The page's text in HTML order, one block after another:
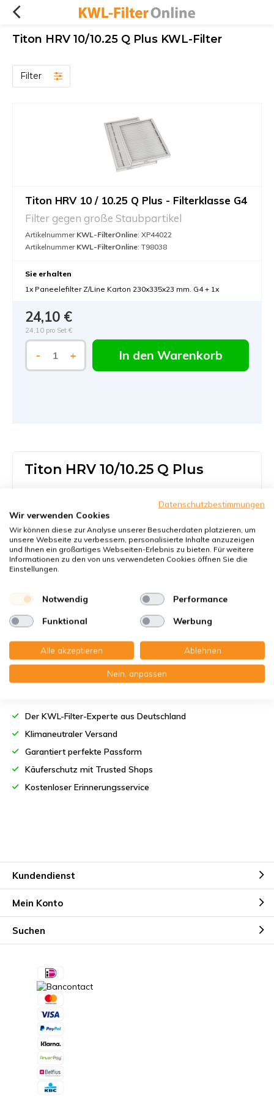
Titon HRV 10/10.25 Q Plus KWL-Filter
Filter
Titon HRV 10 / 10.25 Q Plus - Filterklasse G4
Filter gegen große Staubpartikel
Artikelnummer KWL-FilterOnline: XP44022
Artikelnummer KWL-FilterOnline: T98038
Sie erhalten
1x Paneelefilter Z/Line Karton 230x335x23 mm. G4 + 1x
24,10 €
24,10 pro Set €
- + In den Warenkorb
Titon HRV 10/10.25 Q Plus
KWL-FilterOnline sorgt dafür, daß Sie den richtigen
Titon HRV 10/10.25 Q Plus Filter finden. In unserem
umfangreichen Sortiment haben wir alle Filter für die
Marke Titon. Diese können in den Titon Gerät darunter
platziert werden.
Lesen Sie mehr
Bestellen Sie KWL-Filter bei KWL-
Der KWL-Filter-Experte aus Deutschland
Klimaneutraler Versand
Garantiert perfekte Passform
Käuferschutz mit Trusted Shops
Kostenloser Erinnerungsservice
Kundendienst
Mein Konto
Suchen
Datenschutzbestimmungen
Wir verwenden Cookies
Wir können diese zur Analyse unserer Besucherdaten platzieren, um
unsere Webseite zu verbessern, personalisierte Inhalte anzuzeigen
und Ihnen ein großartiges Webseiten-Erlebnis zu bieten. Für weitere
Informationen zu den von uns verwendeten Cookies öffnen Sie die
Einstellungen.
Notwendig Performance
Funktional Werbung
Alle akzeptieren Ablehnen
Nein, anpassen